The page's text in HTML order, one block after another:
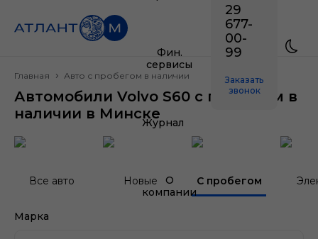
Фин.
сервисы
Журнал
О
компании
29
677-
00-
99
Заказать
звонок
Главная Авто с пробегом в наличии
Автомобили Volvo S60 с пробегом в
наличии в Минске
Все авто Новые С пробегом
Марка